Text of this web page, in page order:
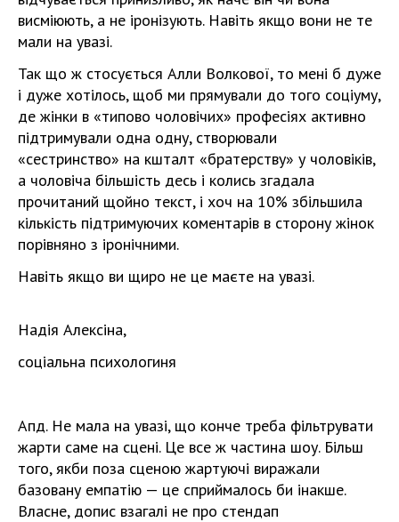
висміюють, а не іронізують. Навіть якщо вони не те
мали на увазі.
Так що ж стосується Алли Волкової, то мені б дуже
і дуже хотілось, щоб ми прямували до того соціуму,
де жінки в «типово чоловічих» професіях активно
підтримували одна одну, створювали
«сестринство» на кшталт «братерству» у чоловіків,
а чоловіча більшість десь і колись згадала
прочитаний щойно текст, і хоч на 10% збільшила
кількість підтримуючих коментарів в сторону жінок
порівняно з іронічними.
Навіть якщо ви щиро не це маєте на увазі.
Надія Алексіна,
соціальна психологиня
Апд. Не мала на увазі, що конче треба фільтрувати
жарти саме на сцені. Це все ж частина шоу. Більш
того, якби поза сценою жартуючі виражали
базовану емпатію — це сприймалось би інакше.
Власне, допис взагалі не про стендап